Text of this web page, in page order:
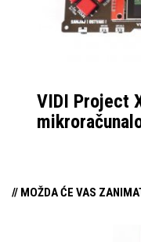
VIDI Project
// MOŽDA ĆE VAS